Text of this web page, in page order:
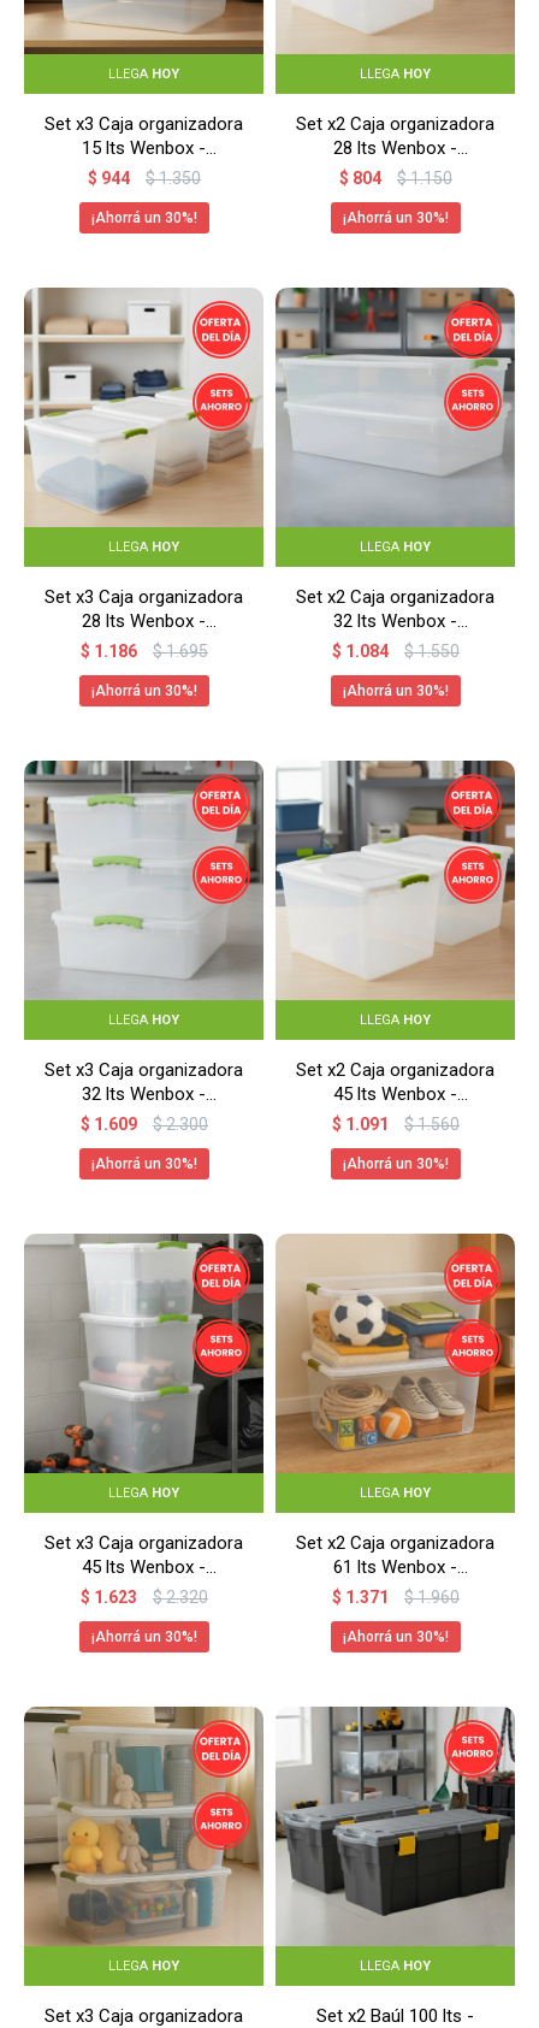
LLEGA HOY
Set x3 Caja organizadora
15 lts Wenbox -
TRANSPARENTE
$ 944 $1.350
30
LLEGA HOY
Set x2 Caja organizadora
28 lts Wenbox -
TRANSPARENTE
$ 804 $1.150
30
LLEGA HOY
Set x3 Caja organizadora
28 lts Wenbox -
TRANSPARENTE
$ 1.186 $1.695
30
LLEGA HOY
Set x2 Caja organizadora
32 lts Wenbox -
TRANSPARENTE
$ 1.084 $1.550
30
LLEGA HOY
Set x3 Caja organizadora
32 lts Wenbox -
TRANSPARENTE
$ 1.609 $2.300
30
LLEGA HOY
Set x2 Caja organizadora
45 lts Wenbox -
TRANSPARENTE
$ 1.091 $1.560
30
LLEGA HOY
Set x3 Caja organizadora
45 lts Wenbox -
TRANSPARENTE
$ 1.623 $2.320
30
LLEGA HOY
Set x2 Caja organizadora
61 lts Wenbox -
TRANSPARENTE
$ 1.371 $1.960
30
LLEGA HOY
Set x3 Caja organizadora
LLEGA HOY
Set x2 Baúl 100 lts -